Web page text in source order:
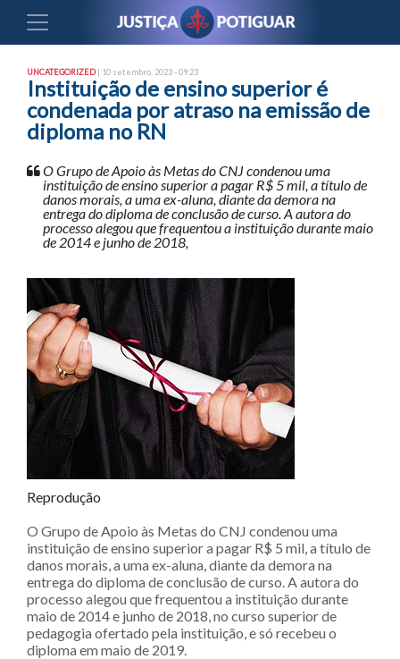
UNCATEGORIZED| 10 setembro, 2023 - 09:23
Instituição de ensino superior é
condenada por atraso na emissão de
diploma no RN
O Grupo de Apoio às Metas do CNJ condenou uma
instituição de ensino superior a pagar R$ 5 mil, a título de
danos morais, a uma ex-aluna, diante da demora na
entrega do diploma de conclusão de curso. A autora do
processo alegou que frequentou a instituição durante maio
de 2014 e junho de 2018,
Reprodução
O Grupo de Apoio às Metas do CNJ condenou uma
instituição de ensino superior a pagar R$ 5 mil, a título de
danos morais, a uma ex-aluna, diante da demora na
entrega do diploma de conclusão de curso. A autora do
processo alegou que frequentou a instituição durante
maio de 2014 e junho de 2018, no curso superior de
pedagogia ofertado pela instituição, e só recebeu o
diploma em maio de 2019.